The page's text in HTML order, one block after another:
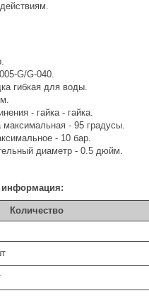
G/G-040.
гибкая для воды.
- гайка - гайка.
максимальная - 95 градусы.
- 10 бар.
диаметр - 0.5 дюйм.
информация:
Количество